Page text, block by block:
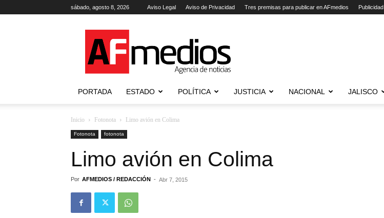
sábado, agosto 8, 2026 Aviso Legal Aviso de Privacidad Tres premisas para publicar en AFmedios Publicidad
Agencia
de
Noticias
PORTADA ESTADO POLÍTICA JUSTICIA NACIONAL JALISCO
Inicio Fotonota Limo avión en Colima
Fotonota fotonota
Limo avión en Colima
Por AFMEDIOS / REDACCIÓN - Abr 7, 2015